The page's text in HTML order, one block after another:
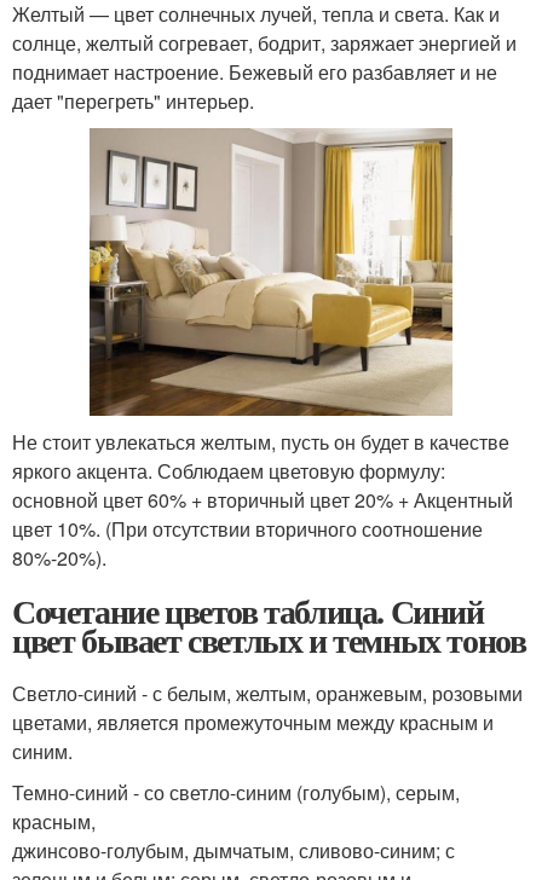
Желтый — цвет солнечных лучей, тепла и света. Как и
солнце, желтый согревает, бодрит, заряжает энергией и
поднимает настроение. Бежевый его разбавляет и не
дает "перегреть" интерьер.
Не стоит увлекаться желтым, пусть он будет в качестве
яркого акцента. Соблюдаем цветовую формулу:
основной цвет 60% + вторичный цвет 20% + Акцентный
цвет 10%. (При отсутствии вторичного соотношение
80%-20%).
Сочетание цветов таблица. Синий
цвет бывает светлых и темных тонов
Светло-синий - с белым, желтым, оранжевым, розовыми
цветами, является промежуточным между красным и
синим.
Темно-синий - со светло-синим (голубым), серым,
красным,
джинсово-голубым, дымчатым, сливово-синим; с